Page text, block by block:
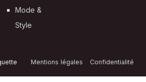
Mode &
Style
Mentions légales Confidentialité